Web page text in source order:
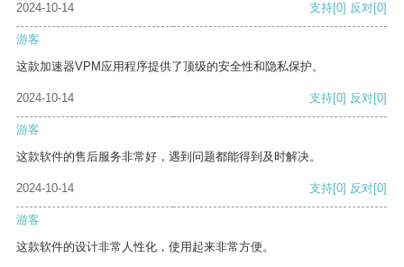
2024-10-14 支持[0] 反对[0]
游客
这款加速器VPM应用程序提供了顶级的安全性和隐私保护。
2024-10-14 支持[0] 反对[0]
游客
这款软件的售后服务非常好，遇到问题都能得到及时解决。
2024-10-14 支持[0] 反对[0]
游客
这款软件的设计非常人性化，使用起来非常方便。